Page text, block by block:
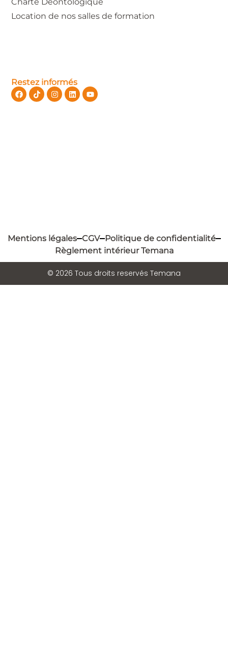
Location de nos salles de formation
Restez informés
Mentions légales CGV Politique de confidentialité
Règlement intérieur Temana
© 2026 Tous droits reservés Temana